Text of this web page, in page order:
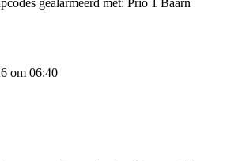
gealarmeerd met: Prio 1 Baarn
om 06:40